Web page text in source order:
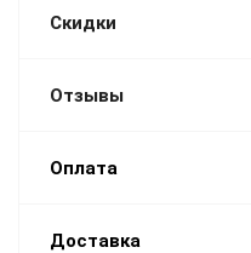
Скидки
Отзывы
Оплата
Доставка